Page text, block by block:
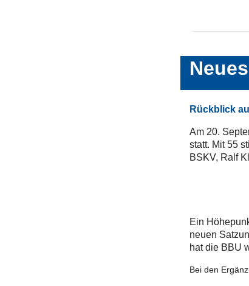
Rückblick
Am 20.
statt. Mit 55
BSKV, Ralf
Ein
neuen
hat die BBU
Bei den